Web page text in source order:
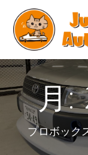
月:
プロボック